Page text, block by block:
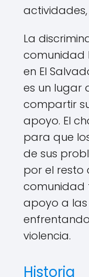
La
comunidad
en El
es un lugar
compartir
apoyo. El
para que
de sus
por el resto
comunidad
apoyo a las
violencia.
Historia